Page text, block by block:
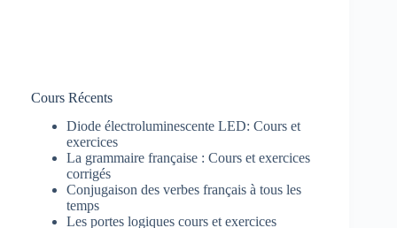
Cours Récents
Diode électroluminescente LED: Cours et
exercices
La grammaire française : Cours et exercices
corrigés
Conjugaison des verbes français à tous les
temps
Les portes logiques cours et exercices